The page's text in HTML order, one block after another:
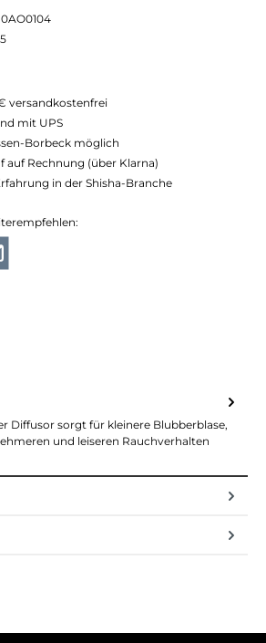
versandkostenfrei
mit UPS
Borbeck möglich
auf Rechnung (über Klarna)
in der Shisha-Branche
Diffusor sorgt für kleinere Blubberblase,
und leiseren Rauchverhalten